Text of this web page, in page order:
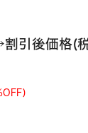
引後価格(